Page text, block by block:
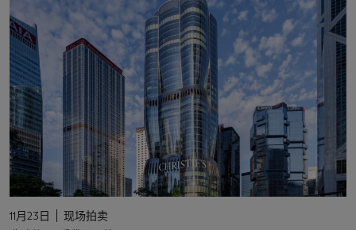
11月23日
现场拍卖